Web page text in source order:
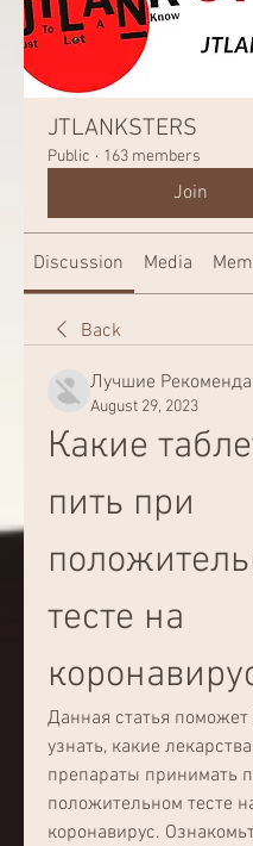
JTLANKSTERS
Public · 163 members
Join
Discussion Media
Back
Лучшие
August 29, 2023
Какие
пить при
тесте на
Данная статья
узнать, какие
препараты принимать
положительном тесте
коронавирус.